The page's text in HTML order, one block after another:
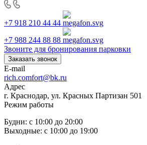
+7 918 210 44 44
+7 988 244 88 88
Звоните для бронирования парковки
Заказать звонок
E-mail
rich.comfort@bk.ru
Адрес
г. Краснодар, ул. Красных Партизан 501
Режим работы
Будни: с 10:00 до 20:00
Выходные: с 10:00 до 19:00